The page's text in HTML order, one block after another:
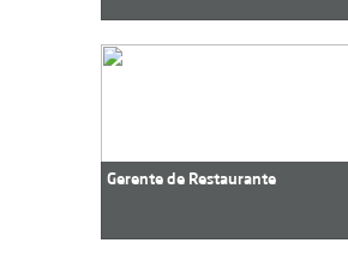
Gerente de Restaurante